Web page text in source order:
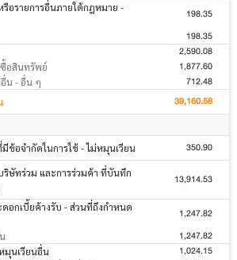
อรายการอื่นภายใต้กฎหมาย -
198.35
198.35
2,590.08
ซื้อสินทรัพย์ 1,877.60
น - อื่น ๆ 712.48
39,160.58
ข้อจำกัดในการใช้ - ไม่หมุนเวียน 350.90
ษัทร่วม และการร่วมค้า ที่บันทึก
13,914.53
ดอกเบี้ยค้างรับ - ส่วนที่ถึงกำหนด
1,247.82
1,247.82
มุนเวียนอื่น 1,024.15